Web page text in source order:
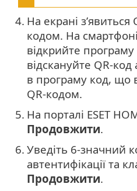
4. На екрані
кодом. На
відкрийте програму
відскануйте QR-
в програму код, що
QR-кодом.
5. На порталі ESET
Продовжити.
6. Уведіть 6-значний
автентифікації та
Продовжити.